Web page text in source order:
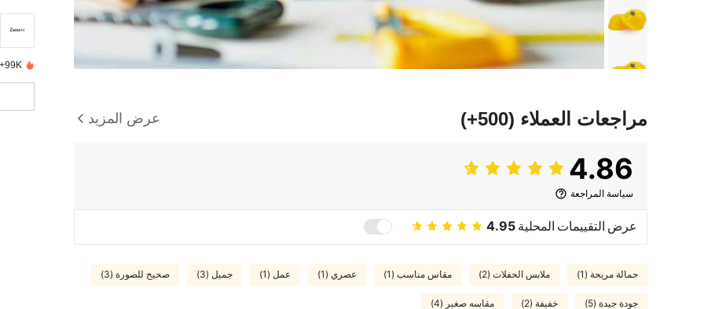
مراجعات العملاء (500+) عرض المزيد
4.86
سياسة المراجعة
عرض التقييمات المحلية 4.95
حمالة مريحة (1) ملابس الحفلات (2) مقاس مناسب (1) عصري (1) عمل (1) جميل (3) صحيح للصورة (3)
جودة جيدة (5) خفيفة (2) مقاسه صغير (4)
99K+ تم بيعها مؤخرًا